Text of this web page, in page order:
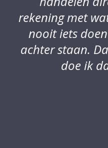
rekening met
nooit iets
achter staan.
doe ik